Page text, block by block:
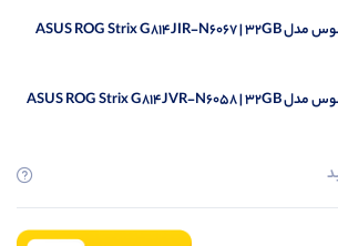
لپ‌تاپ 16 اینچ گیمینگ ایسوس مدل ASUS ROG Strix G814JIR-N6067 | 32GB
RAM | 1TB SSD |
لپ‌تاپ 16 اینچ گیمینگ ایسوس مدل ASUS ROG Strix G814JVR-N6058 | 32GB
RAM | 1TB SSD |